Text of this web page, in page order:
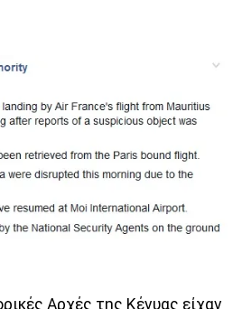
Αρχές της Κένυας είχαν